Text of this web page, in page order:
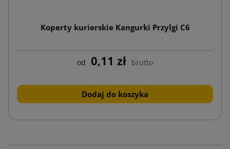
Koperty kurierskie Kangurki Przylgi C6
od 0,11 zł brutto
Dodaj do koszyka